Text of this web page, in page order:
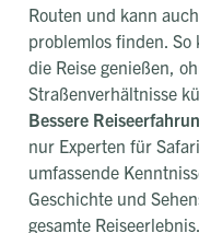
Routen und kann
problemlos finden. So
die Reise genießen,
Straßenverhältnisse
Bessere
nur Experten für
umfassende
Geschichte und
gesamte Reiseerlebnis.